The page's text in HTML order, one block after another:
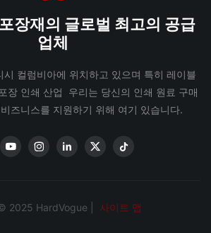
장재의 글로벌 최고의 공급
업체
시 컬럼비아에 위치하고 있으며 특히 레이블
장 인쇄 산업 우리는 당신의 인쇄 원료 구매
즈니스를 지원하기 위해 여기 있습니다.
2025 HardVogue | 사이트 맵